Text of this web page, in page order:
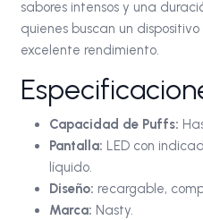
sabores intensos y una
quienes buscan un
excelente rendimiento.
Capacidad de Puffs:
Pantalla: LED con
líquido.
Diseño: recargable,
Marca: Nasty.